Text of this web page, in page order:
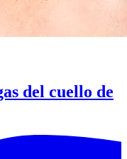
del cuello de